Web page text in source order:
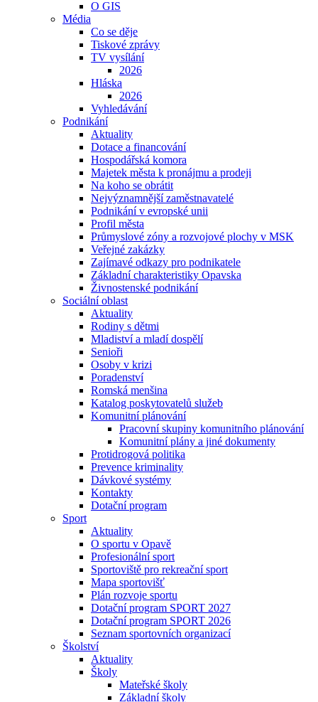
O GIS
Média
Co se děje
Tiskové zprávy
TV vysílání
2026
Hláska
2026
Vyhledávání
Podnikání
Aktuality
Dotace a financování
Hospodářská komora
Majetek města k pronájmu a prodeji
Na koho se obrátit
Nejvýznamnější zaměstnavatelé
Podnikání v evropské unii
Profil města
Průmyslové zóny a rozvojové plochy v MSK
Veřejné zakázky
Zajímavé odkazy pro podnikatele
Základní charakteristiky Opavska
Živnostenské podnikání
Sociální oblast
Aktuality
Rodiny s dětmi
Mladiství a mladí dospělí
Senioři
Osoby v krizi
Poradenství
Romská menšina
Katalog poskytovatelů služeb
Komunitní plánování
Pracovní skupiny komunitního plánování
Komunitní plány a jiné dokumenty
Protidrogová politika
Prevence kriminality
Dávkové systémy
Kontakty
Dotační program
Sport
Aktuality
O sportu v Opavě
Profesionální sport
Sportoviště pro rekreační sport
Mapa sportovišť
Plán rozvoje sportu
Dotační program SPORT 2027
Dotační program SPORT 2026
Seznam sportovních organizací
Školství
Aktuality
Školy
Mateřské školy
Základní školy